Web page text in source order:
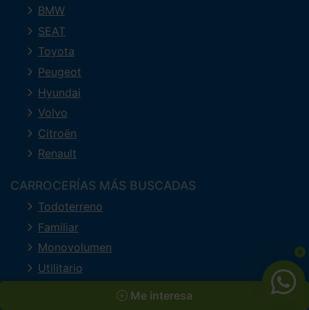
Me interesa
BMW
SEAT
Toyota
Peugeot
Hyundai
Volvo
Citroën
Renault
CARROCERÍAS MÁS BUSCADAS
Todoterreno
Familiar
Monovolumen
Utilitario